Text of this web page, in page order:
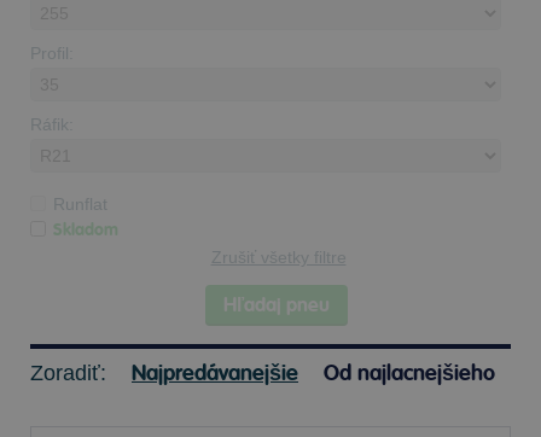
Profil:
Ráfik:
Runflat
Skladom
Zrušiť všetky filtre
Hľadaj pneu
Zoradiť: Najpredávanejšie Od najlacnejšieho